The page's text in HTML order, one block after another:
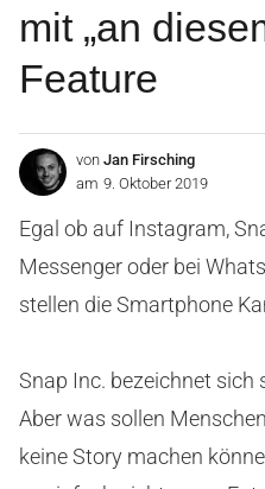
mit „an
Feature
von Jan Firsching
am 9. Oktober 2019
Egal ob auf Instagram,
Messenger oder bei
stellen die Smartphone
Snap Inc. bezeichnet sich
Aber was sollen
keine Story machen